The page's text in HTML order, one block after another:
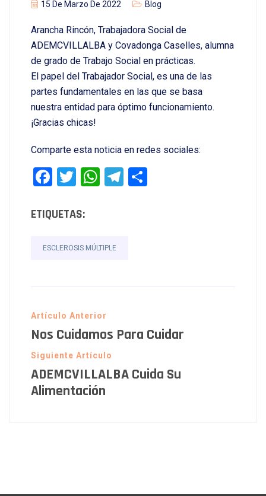
15 De Marzo De 2022
Blog
Arancha Rincón, Trabajadora Social de
ADEMCVILLALBA y Covadonga Caselles, alumna
de grado de Trabajo Social en prácticas.
El papel del Trabajador Social, es una de las
partes fundamentales en las que se basa
nuestra entidad para óptimo funcionamiento.
¡Gracias chicas!
Comparte esta noticia en redes sociales:
Facebook
TwitterWhatsApp
Telegram
ETIQUETAS:
ESCLEROSIS MÚLTIPLE
Artículo Anterior
Nos Cuidamos Para Cuidar
Siguiente Artículo
ADEMCVILLALBA Cuida Su
Alimentación